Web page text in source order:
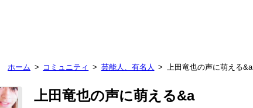
ホーム コミュニティ 芸能人、有名人 上田竜也の声に萌える&a
上田竜也の声に萌える&a